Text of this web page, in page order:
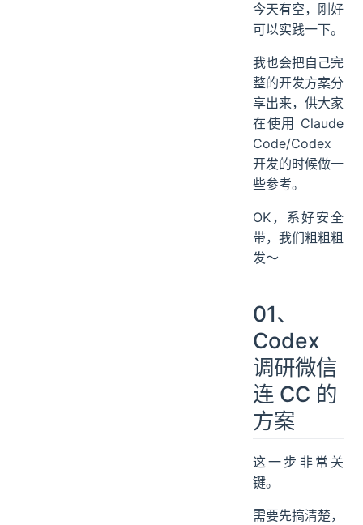
今天有空，刚好
可以实践一下。
我也会把自己完
整的开发方案分
享出来，供大家
在使用 Claude
Code/Codex
开发的时候做一
些参考。
OK，系好安全
带，我们粗粗粗
发～
01、
Codex
调研微信
连 CC 的
方案
这一步非常关
键。
需要先搞清楚，